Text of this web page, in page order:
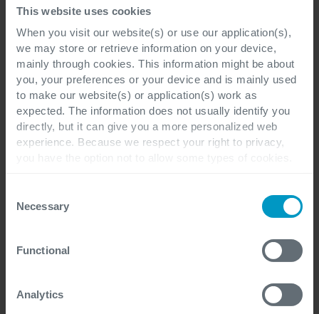
This website uses cookies
When you visit our website(s) or use our application(s),
we may store or retrieve information on your device,
mainly through cookies. This information might be about
you, your preferences or your device and is mainly used
to make our website(s) or application(s) work as
expected. The information does not usually identify you
directly, but it can give you a more personalized web
experience. Because we respect your right to privacy,
you disable certain cookies, you should be aware that
certain website or application elements may be impacted
services we are able to offer.
Selection
Necessary
Functional
Analytics
In ons e-book ‘Moderniseren in de financiële sector: van
versnipperde processen naar één platform’gaan we
dieper in op wat het kost als je processen niet op
orde zijn. En wat er mogelijk is als dat wel zo is.
Praktisch, met concrete voorbeelden uit de
praktijk.
======
Cegeka helpt financiële dienstverleners bij het
inrichten en optimaliseren van hun ERP-omgeving
op basis van Microsoft Dynamics 365. Wil je weten
wat dat voor jouw organisatie betekent? Neem